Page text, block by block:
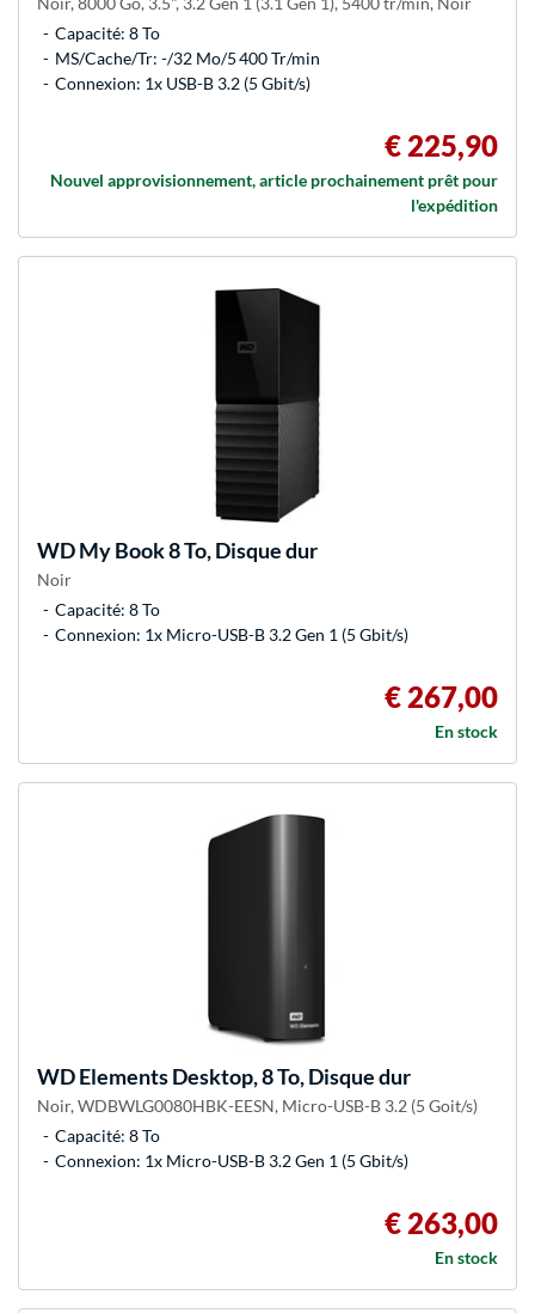
Capacité: 8 To
MS/Cache/Tr: -/32 Mo/5 400 Tr/min
Connexion: 1x USB-B 3.2 (5 Gbit/s)
€ 225,90
Nouvel approvisionnement, article prochainement prêt pour
l'expédition
WDMy Book 8 To, Disque dur
Noir
Capacité: 8 To
Connexion: 1x Micro-USB-B 3.2 Gen 1 (5 Gbit/s)
€ 267,00
En stock
WDElements Desktop, 8 To, Disque dur
Noir, WDBWLG0080HBK-EESN, Micro-USB-B 3.2 (5 Goit/s)
Capacité: 8 To
Connexion: 1x Micro-USB-B 3.2 Gen 1 (5 Gbit/s)
€ 263,00
En stock